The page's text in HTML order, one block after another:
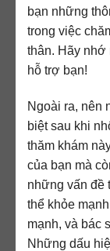
bạn những
trong việc
thân. Hãy nhớ
hỗ trợ bạn!
Ngoài ra, nên
biệt sau khi
thăm khám
của bạn mà
những vấn đề
thể khỏe
mạnh, và bác
Những dấu